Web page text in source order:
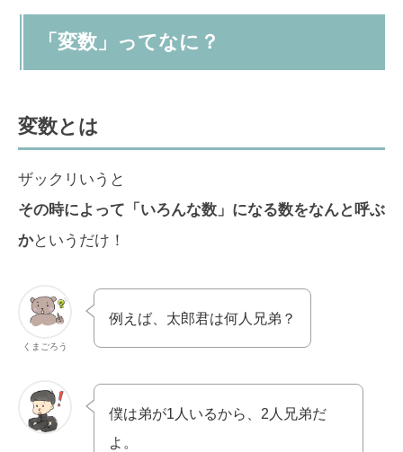
「変数」ってなに？
変数とは
ザックリいうと
その時によって「いろんな数」になる数をなんと呼ぶ
かというだけ！
くまごろう
例えば、太郎君は何人兄弟？
僕は弟が1人いるから、2人兄弟だ
よ。